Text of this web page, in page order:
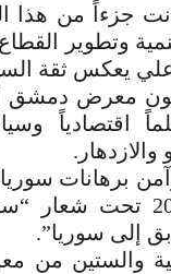
كانت جزءاً من
وتطوير
يعكس ثقة
معرض دمشق
اقتصادياً
برهانات سوريا
الله ستنتقل سوريا من
والستين